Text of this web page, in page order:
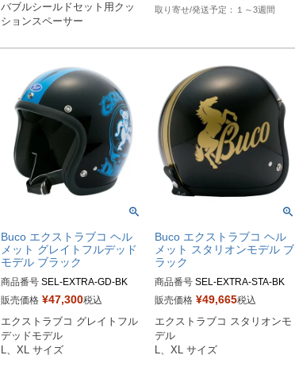
バブルシールドセット用クッ
ションスペーサー
１～3週間
Buco エクストラブコ ヘル
メット グレイトフルデッド
モデル ブラック
商品番号 SEL-EXTRA-GD-BK
FD025
XLサイズ商品コード：0107EBC
GFD026
販売価格 ¥47,300税込
エクストラブコ グレイトフル
デッドモデル
L、XL サイズ
Buco エクストラブコ ヘル
メット スタリオンモデル ブ
ラック
商品番号 SEL-EXTRA-STA-BK
T025
XLサイズ商品コード：0107EBC
ST026
販売価格 ¥49,665税込
エクストラブコ スタリオンモ
デル
L、XL サイズ